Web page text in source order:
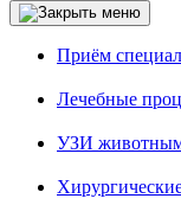
Приём
Лечебные
УЗИ